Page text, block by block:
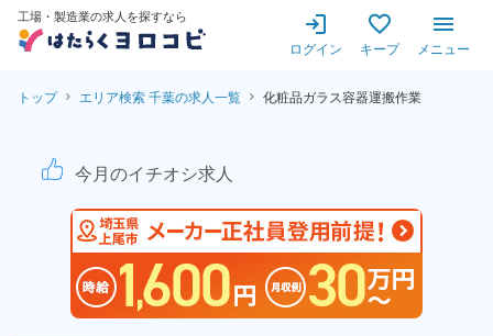
工場・製造業の求人を探すなら
ログイン キープ メニュー
トップ エリア検索 千葉の求人一覧 化粧品ガラス容器運搬作業
化粧品ガラス容器運搬作業
今月のイチオシ求人